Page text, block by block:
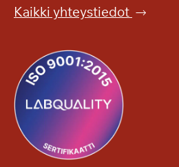
Kaikki yhteystiedot